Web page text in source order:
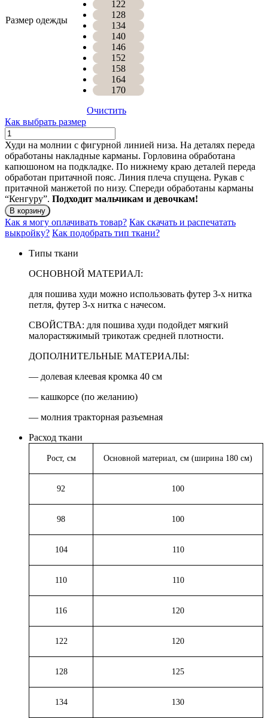
Размер одежды
122
128
134
140
146
152
158
164
170
Очистить
Как выбрать размер
Количество
ХУДИ
РУМИ
Худи на молнии с фигурной линией низа. На деталях переда
обработаны накладные карманы. Горловина обработана
капюшоном на подкладке. По нижнему краю деталей переда
обработан притачной пояс. Линия плеча спущена. Рукав с
притачной манжетой по низу. Спереди обработаны карманы
“Кенгуру”. Подходит мальчикам и девочкам!
В корзину
Как я могу оплачивать товар? Как скачать и распечатать
выкройку? Как подобрать тип ткани?
Типы ткани
ОСНОВНОЙ МАТЕРИАЛ:
для пошива худи можно использовать футер 3-х нитка
петля, футер 3-х нитка с начесом.
СВОЙСТВА: для пошива худи подойдет мягкий
малорастяжимый трикотаж средней плотности.
ДОПОЛНИТЕЛЬНЫЕ МАТЕРИАЛЫ:
— долевая клеевая кромка 40 см
— кашкорсе (по желанию)
— молния тракторная разъемная
Расход ткани
Рост, см Основной материал, см (ширина 180 см)
92 100
98 100
104 110
110 110
116 120
122 120
128 125
134 130